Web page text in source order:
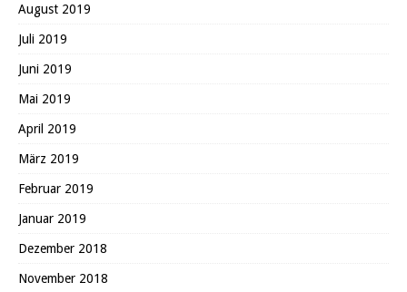
August 2019
Juli 2019
Juni 2019
Mai 2019
April 2019
März 2019
Februar 2019
Januar 2019
Dezember 2018
November 2018